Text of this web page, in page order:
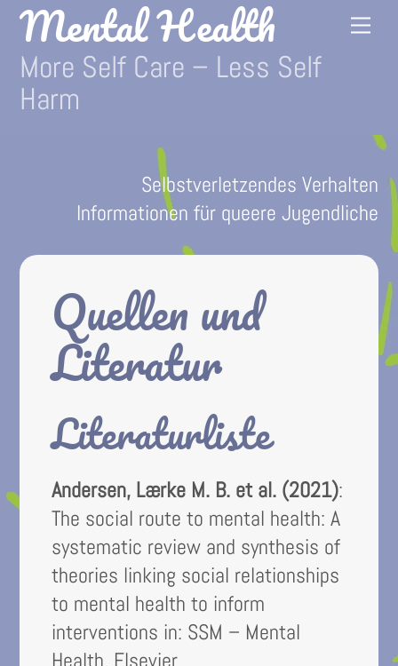
Skip
content
Mental Health
More Self Care – Less Self
Harm
Selbstverletzendes Verhalten
Informationen für queere Jugendliche
Quellen und
Literatur
Literaturliste
Andersen, Lærke M. B. et al. (2021):
The social route to mental health: A
systematic review and synthesis of
theories linking social relationships
to mental health to inform
interventions in: SSM – Mental
Health, Elsevier